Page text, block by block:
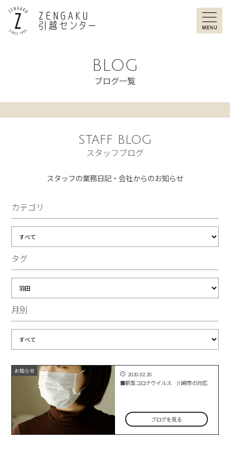
ZENGAKU引
BLOG
ブログ一覧
STAFF BLOG
スタッフブログ
スタッフの業務日記・会社からのお知らせ
カテゴリ
タグ
月別
お知らせ 2020.02.20
■新型コロナウイルス 川崎市の対応
ブログを見る